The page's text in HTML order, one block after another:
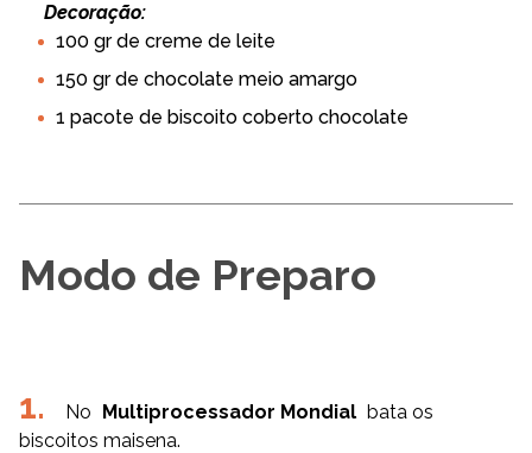
Decoração:
100 gr de creme de leite
150 gr de chocolate meio amargo
1 pacote de biscoito coberto chocolate
Modo de Preparo
No Multiprocessador Mondial bata os
biscoitos maisena.